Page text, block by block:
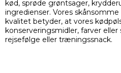
kød, sprøde grøntsager,
ingredienser. Vores
kvalitet betyder, at vores
konserveringsmidler, farver
rejsefølge eller træningssnack.